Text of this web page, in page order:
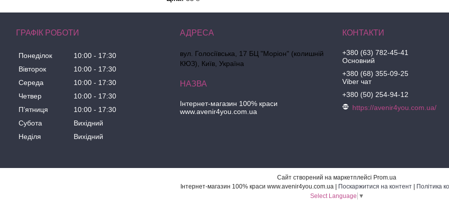
ГРАФІК РОБОТИ
Понеділок 10:00
17:30
Вівторок
10:00
17:30
Середа
10:00
17:30
Четвер
10:00
17:30
Пʼятниця
10:00
17:30
Субота
Вихідний
Неділя
Вихідний
вул. Голосіївська, 17 БЦ "Моріон" (колишній
КЮЗ), Київ, Україна
Інтернет-магазин 100% краси
www.avenir4you.com.ua
+380 (63) 782-45-41
Основний
+380 (68) 355-09-25
Viber чат
+380 (50) 254-94-12
https://avenir4you.com.ua/
Сайт створений на маркетплейсі Prom.ua
Поскаржитися на контент
Політика
Select Language ▼